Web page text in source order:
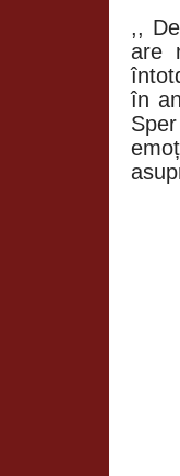
,,
are
în